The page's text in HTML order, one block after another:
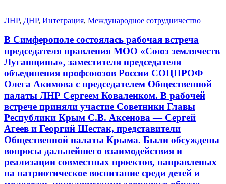
ЛНР, ДНР, Интеграция, Международное сотрудничество
В Симферополе состоялась рабочая встреча
председателя правления МОО «Союз землячеств
Луганщины», заместителя председателя
объединения профсоюзов России СОЦПРОФ
Олега Акимова с председателем Общественной
палаты ЛНР Сергеем Коваленком. В рабочей
встрече приняли участие Советники Главы
Республики Крым С.В. Аксенова — Сергей
Агеев и Георгий Шестак, представители
Общественной палаты Крыма. Были обсуждены
вопросы дальнейшего взаимодействия и
реализации совместных проектов, направленых
на патриотическое воспитание среди детей и